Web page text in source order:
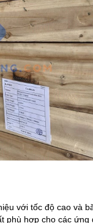
với tốc độ cao và
hợp cho các ứng